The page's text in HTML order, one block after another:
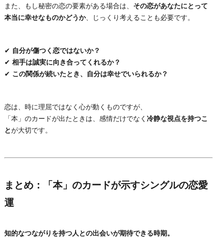
また、もし秘密の恋の要素がある場合は、 その恋があなたにとって
本当に幸せなものかどうか、じっくり考えることも必要です。
✔ 自分が傷つく恋ではないか？
✔ 相手は誠実に向き合ってくれるか？
✔ この関係が続いたとき、自分は幸せでいられるか？
恋は、時に理屈ではなく心が動くものですが、
「本」のカードが出たときは、感情だけでなく 冷静な視点を持つこ
とが大切です。
まとめ：「本」のカードが示すシングルの恋愛
運
知的なつながりを持つ人との出会いが期待できる時期。